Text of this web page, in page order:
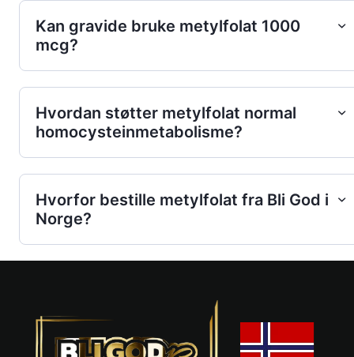
Kan gravide bruke metylfolat 1000
mcg?
Hvordan støtter metylfolat normal
homocysteinmetabolisme?
Hvorfor bestille metylfolat fra Bli God i
Norge?